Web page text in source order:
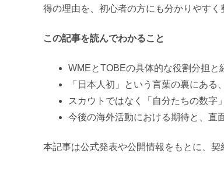
得の理由を、初心者の方にも分かりやすく
この記事を読んでわかること
WMEとTOBEの具体的な役割分担と
「日本人初」という言葉の裏にある
スカウトではなく「自分たちの数字
今後の海外活動における期待と、直
本記事は公式発表や公開情報をもとに、